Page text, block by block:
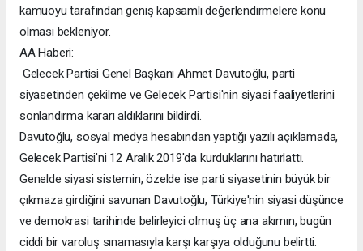
kamuoyu tarafından geniş kapsamlı değerlendirmelere konu
olması bekleniyor.
AA Haberi:
Gelecek Partisi Genel Başkanı Ahmet Davutoğlu, parti
siyasetinden çekilme ve Gelecek Partisi'nin siyasi faaliyetlerini
sonlandırma kararı aldıklarını bildirdi.
Davutoğlu, sosyal medya hesabından yaptığı yazılı açıklamada,
Gelecek Partisi'ni 12 Aralık 2019'da kurduklarını hatırlattı.
Genelde siyasi sistemin, özelde ise parti siyasetinin büyük bir
çıkmaza girdiğini savunan Davutoğlu, Türkiye'nin siyasi düşünce
ve demokrasi tarihinde belirleyici olmuş üç ana akımın, bugün
ciddi bir varoluş sınamasıyla karşı karşıya olduğunu belirtti.